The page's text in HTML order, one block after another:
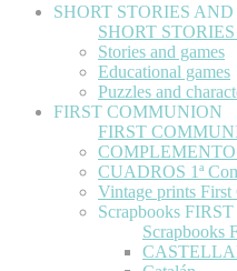
SHORT STORIES
SHORT
Stories and games
Educational games
Puzzles and
FIRST COMMUNION
FIRST
CUADROS 1ª
Vintage prints First
Scrapbooks